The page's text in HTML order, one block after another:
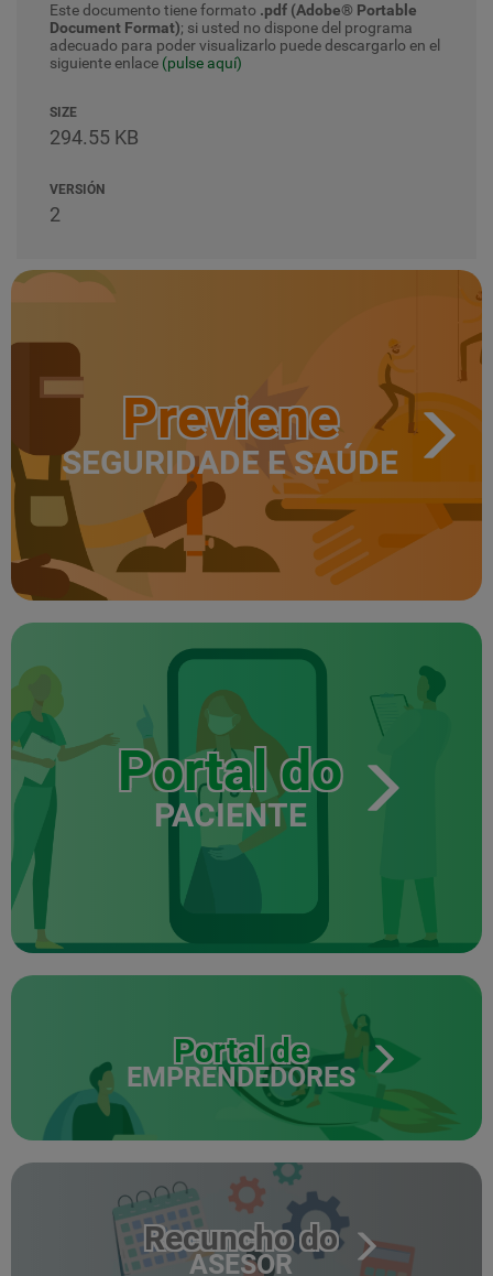
Este documento tiene formato .pdf (Adobe® Portable
Document Format); si usted no dispone del programa
adecuado para poder visualizarlo puede descargarlo en el
siguiente enlace (pulse aquí)
SIZE
294.55 KB
VERSIÓN
2
Previene
SEGURIDADE E SAÚDE
Portal do
PACIENTE
Portal de
EMPRENDEDORES
Recuncho do
ASESOR